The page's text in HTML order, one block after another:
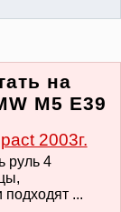
на
M5 E39
2003г.
руль 4
подходят ...